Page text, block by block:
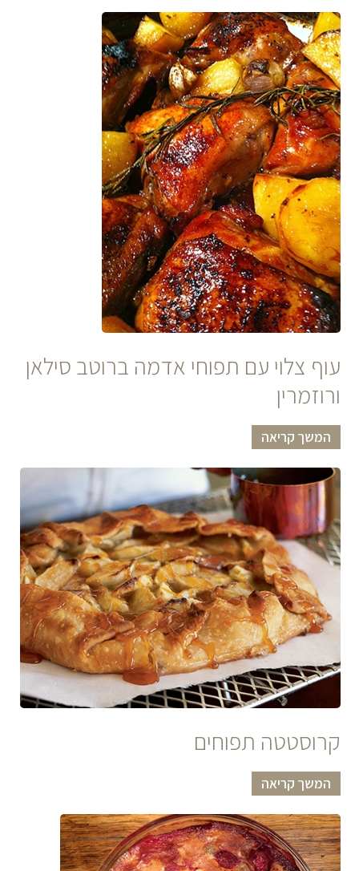
עוף צלוי עם תפוחי אדמה ברוטב סילאן
ורוזמרין
המשך קריאה
קרוסטטה תפוחים
המשך קריאה